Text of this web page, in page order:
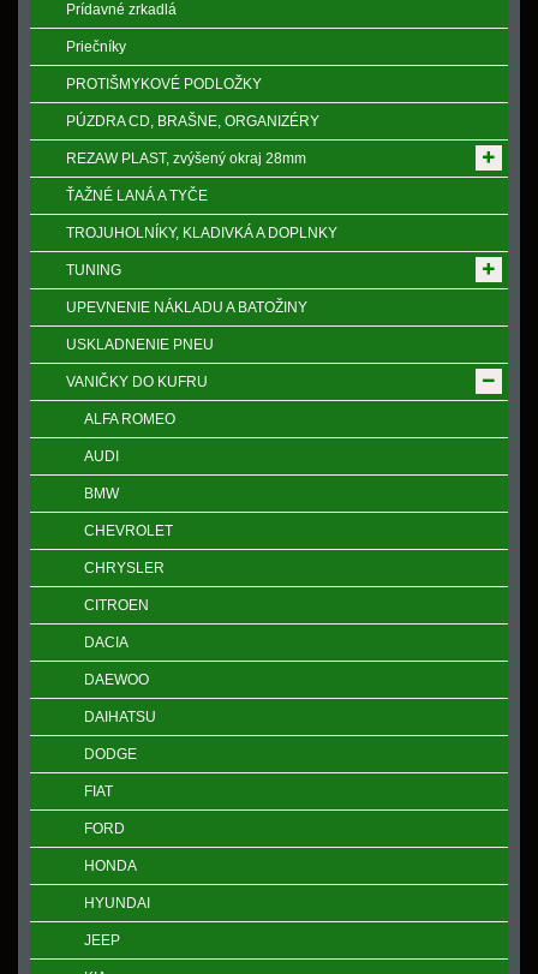
Prídavné zrkadlá
Priečníky
PROTIŠMYKOVÉ PODLOŽKY
PÚZDRA CD, BRAŠNE, ORGANIZÉRY
REZAW PLAST, zvýšený okraj 28mm
ŤAŽNÉ LANÁ A TYČE
TROJUHOLNÍKY, KLADIVKÁ A DOPLNKY
TUNING
UPEVNENIE NÁKLADU A BATOŽINY
USKLADNENIE PNEU
VANIČKY DO KUFRU
ALFA ROMEO
AUDI
BMW
CHEVROLET
CHRYSLER
CITROEN
DACIA
DAEWOO
DAIHATSU
DODGE
FIAT
FORD
HONDA
HYUNDAI
JEEP